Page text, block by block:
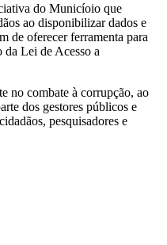
do Municíoio que
ao disponibilizar dados e
de oferecer ferramenta para
da Lei de Acesso a
no combate à corrupção, ao
dos gestores públicos e
pesquisadores e